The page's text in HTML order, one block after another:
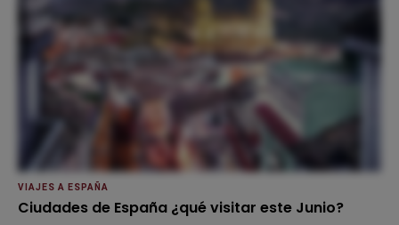
VIAJES A ESPAÑA
Ciudades de España ¿qué visitar este Junio?